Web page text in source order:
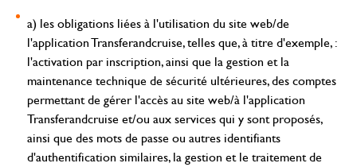
a) les obligations liées à l'utilisation du site web/de
l'application Transferandcruise, telles que, à titre d'exemple, :
l'activation par inscription, ainsi que la gestion et la
maintenance technique de sécurité ultérieures, des comptes
permettant de gérer l'accès au site web/à l'application
Transferandcruise et/ou aux services qui y sont proposés,
ainsi que des mots de passe ou autres identifiants
d'authentification similaires, la gestion et le traitement de